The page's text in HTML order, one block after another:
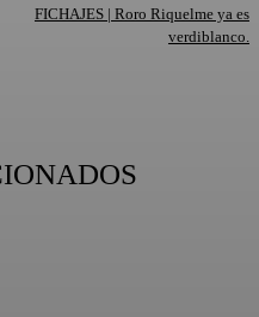
FICHAJES | Roro Riquelme ya es
verdiblanco.